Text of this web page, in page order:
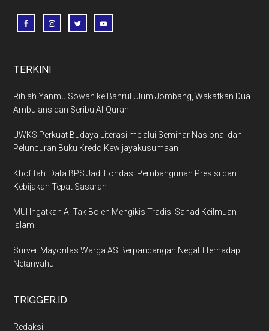
TERKINI
Rihlah Yanmu Sowan ke Bahrul Ulum Jombang, Wakafkan Dua
Ambulans dan Seribu Al-Quran
UWKS Perkuat Budaya Literasi melalui Seminar Nasional dan
Peluncuran Buku Kredo Kewijayakusumaan
Khofifah: Data BPS Jadi Fondasi Pembangunan Presisi dan
Kebijakan Tepat Sasaran
MUI Ingatkan AI Tak Boleh Mengikis Tradisi Sanad Keilmuan
Islam
Survei: Mayoritas Warga AS Berpandangan Negatif terhadap
Netanyahu
TRIGGER.ID
Redaksi